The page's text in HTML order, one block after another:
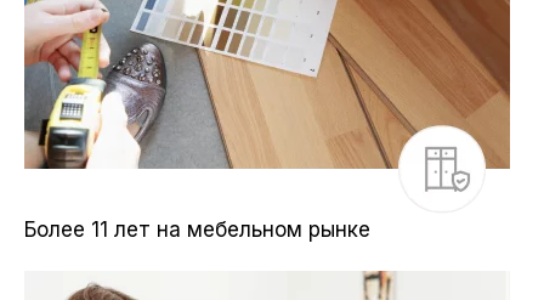
Более 11 лет на мебельном рынке